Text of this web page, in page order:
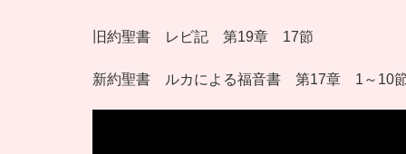
旧約聖書 レビ記 第19章 17節
新約聖書 ルカによる福音書 第17章 1～10